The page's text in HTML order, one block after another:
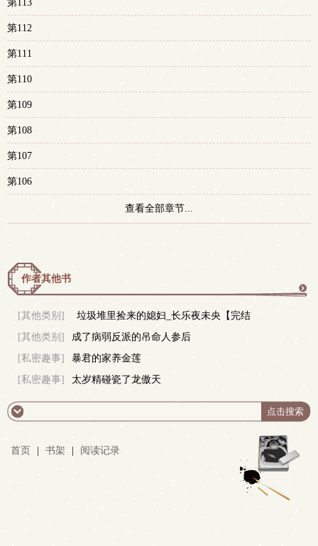
第113
第112
第111
第110
第109
第108
第107
第106
查看全部章节...
作者其他书
[其他类别]
垃圾堆里捡来的媳妇_长乐夜未央【完结
+番外】
[其他类别]
成了病弱反派的吊命人参后
[私密趣事]
暴君的家养金莲
[私密趣事]
太岁精碰瓷了龙傲天
首页 书架 阅读记录